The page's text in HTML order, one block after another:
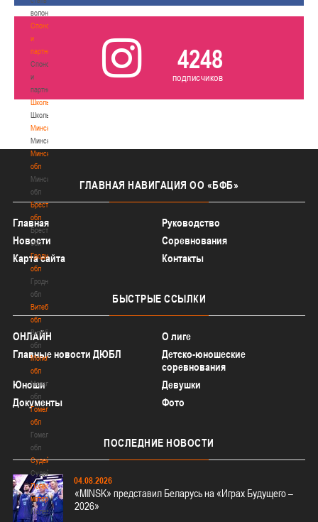
волонтером
Спонсоры
и
партнеры
Спонсоры
и
партнеры
Школы
Школы
Минск
Минск
Минская
обл
Минская
обл
Брестская
обл
Брестская
обл
Гродненская
обл
Гродненская
обл
Витебская
обл
Витебская
обл
Могилевская
обл
Могилевская
обл
Гомельская
обл
Гомельская
обл
Судейство
Судейство
Полезные
материалы
Полезные
4248
подписчиков
ГЛАВНАЯ НАВИГАЦИЯ ОО «БФБ»
Главная
Руководство
Новости
Соревнования
Карта сайта
Контакты
БЫСТРЫЕ ССЫЛКИ
ОНЛАЙН
О лиге
Главные новости ДЮБЛ
Детско-юношеские
соревнования
Юноши
Девушки
Документы
Фото
ПОСЛЕДНИЕ НОВОСТИ
04.08.2026
«MINSK» представил Беларусь на «Играх Будущего –
2026»